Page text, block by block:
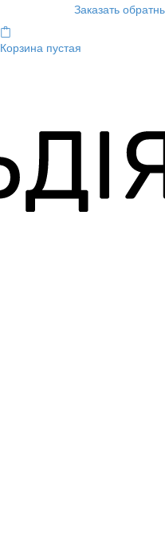
Заказать
Корзина пустая